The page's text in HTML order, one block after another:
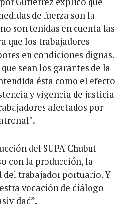
de fuerza son la
son tenidas en cuenta las
que los trabajadores
en condiciones dignas.
sean los garantes de la
ésta como el efecto
y vigencia de justicia
afectados por
del SUPA Chubut
con la producción, la
trabajador portuario. Y
vocación de diálogo